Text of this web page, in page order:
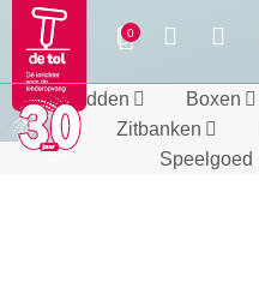
Bedden Boxen
Zitbanken
Speelgoed